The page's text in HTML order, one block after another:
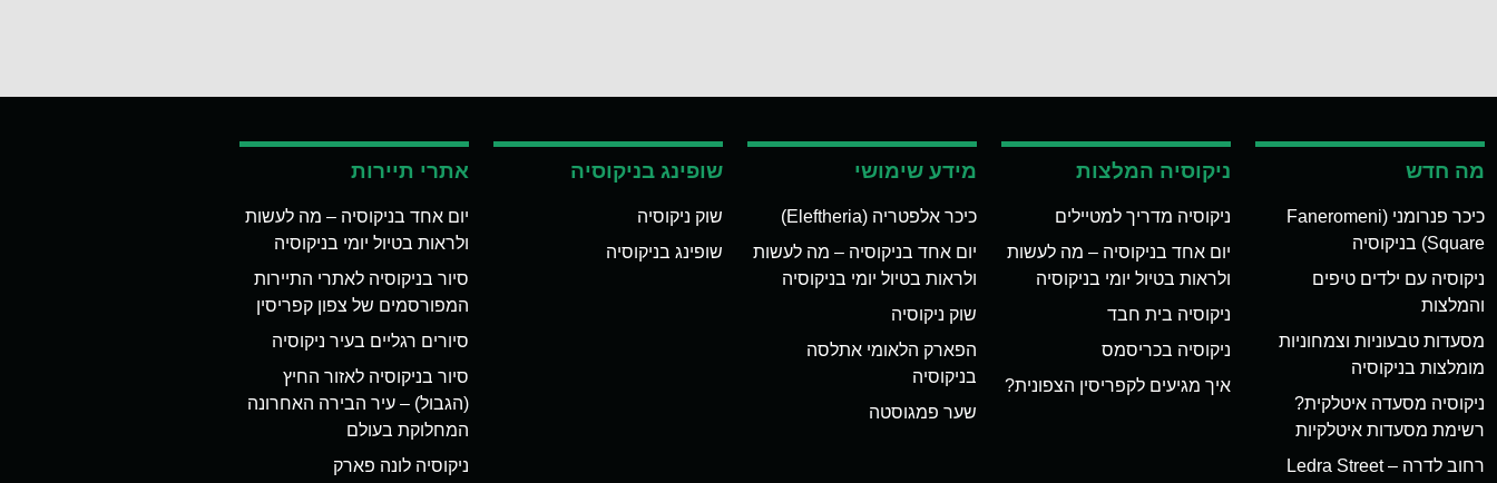
מה חדש
כיכר פנרומני (Faneromeni
Square) בניקוסיה
ניקוסיה עם ילדים טיפים
והמלצות
מסעדות טבעוניות וצמחוניות
מומלצות בניקוסיה
ניקוסיה מסעדה איטלקית?
רשימת מסעדות איטלקיות
רחוב לדרה – Ledra Street
ניקוסיה המלצות
ניקוסיה מדריך למטיילים
יום אחד בניקוסיה – מה לעשות
ולראות בטיול יומי בניקוסיה
ניקוסיה בית חבד
ניקוסיה בכריסמס
איך מגיעים לקפריסין הצפונית?
מידע שימושי
כיכר אלפטריה (Eleftheria)
יום אחד בניקוסיה – מה לעשות
ולראות בטיול יומי בניקוסיה
שוק ניקוסיה
הפארק הלאומי אתלסה
בניקוסיה
שער פמגוסטה
שופינג בניקוסיה
שוק ניקוסיה
שופינג בניקוסיה
אתרי תיירות
יום אחד בניקוסיה – מה לעשות
ולראות בטיול יומי בניקוסיה
סיור בניקוסיה לאתרי התיירות
המפורסמים של צפון קפריסין
סיורים רגליים בעיר ניקוסיה
סיור בניקוסיה לאזור החיץ
(הגבול) – עיר הבירה האחרונה
המחלוקת בעולם
ניקוסיה לונה פארק